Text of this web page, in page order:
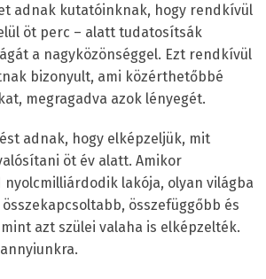
adnak kutatóinknak, hogy rendkívül
öt perc – alatt tudatosítsák
a nagyközönséggel. Ezt rendkívül
bizonyult, ami közérthetőbbé
megragadva azok lényegét.
adnak, hogy elképzeljük, mit
öt év alatt. Amikor
nyolcmilliárdodik lakója, olyan világba
összefüggőbb és
azt szülei valaha is elképzelték.